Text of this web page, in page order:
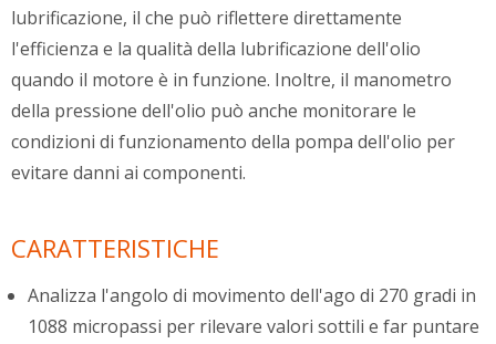
lubrificazione, il che può riflettere direttamente
l'efficienza e la qualità della lubrificazione dell'olio
quando il motore è in funzione. Inoltre, il manometro
della pressione dell'olio può anche monitorare le
condizioni di funzionamento della pompa dell'olio per
evitare danni ai componenti.
CARATTERISTICHE
Analizza l'angolo di movimento dell'ago di 270 gradi in
1088 micropassi per rilevare valori sottili e far puntare